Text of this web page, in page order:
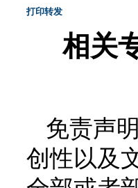
打印转发
相关
免责声
创性以及